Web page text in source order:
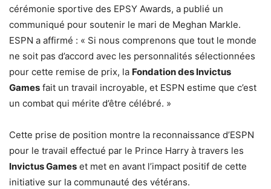
cérémonie sportive des EPSY Awards, a publié un
communiqué pour soutenir le mari de Meghan Markle.
ESPN a affirmé : « Si nous comprenons que tout le monde
ne soit pas d’accord avec les personnalités sélectionnées
pour cette remise de prix, la Fondation des Invictus
Games fait un travail incroyable, et ESPN estime que c’est
un combat qui mérite d’être célébré. »
Cette prise de position montre la reconnaissance d’ESPN
pour le travail effectué par le Prince Harry à travers les
Invictus Games et met en avant l’impact positif de cette
initiative sur la communauté des vétérans.